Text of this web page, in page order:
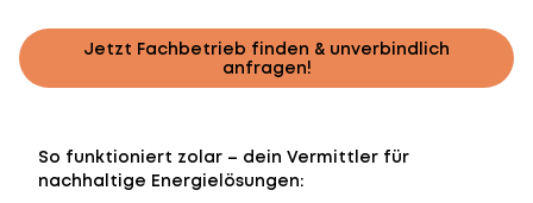
Jetzt Fachbetrieb finden & unverbindlich
anfragen!
So funktioniert zolar – dein Vermittler für
nachhaltige Energielösungen: